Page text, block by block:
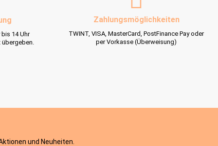
14 Uhr
Zahlungsmöglichkeiten
TWINT, VISA, MasterCard, PostFinance Pay oder
per Vorkasse (Überweisung)
und Neuheiten.